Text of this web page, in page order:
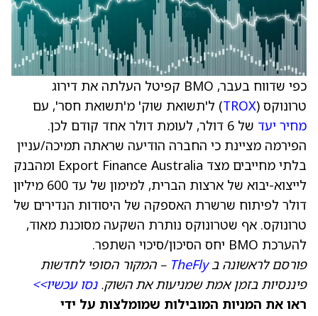
כפי שדווח בעבר, BMO קפיטל העלתה את דירוג
טרונוקס (TROX) ל'תשואת שוק' מ'תשואת חסר', עם
מחיר יעד
של 6 דולר, לעומת דולר אחד קודם לכן.
הפירמה מציינת כי החברה הודיעה שראתה תמיכה/עניין
בלתי מחייבים מצד Export Finance Australia ומהבנק
לייצוא-יבוא של ארצות הברית, למימון של עד 600 מיליון
דולר לפיתוח שרשרת האספקה של היסודות הנדירים של
טרונוקס. אף שטרונוקס נותרת השקעה מסוכנת מאוד,
להערכת BMO יחס הסיכון/סיכוי השתפר.
פורסם לראשונה בTheFly – המקור הסופי לחדשות
פיננסיות בזמן אמת שמניעות את השוק.נסו עכשיו>>
ראו את המניות המובילות שמומלצות על ידי